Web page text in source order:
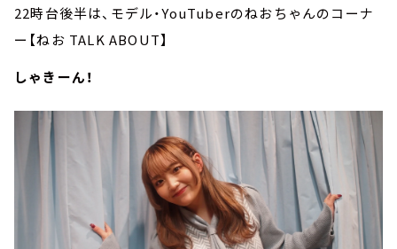
22時台後半は、モデル・YouTuberのねおちゃんのコーナ
ー【ねお TALK ABOUT】
しゃきーん！